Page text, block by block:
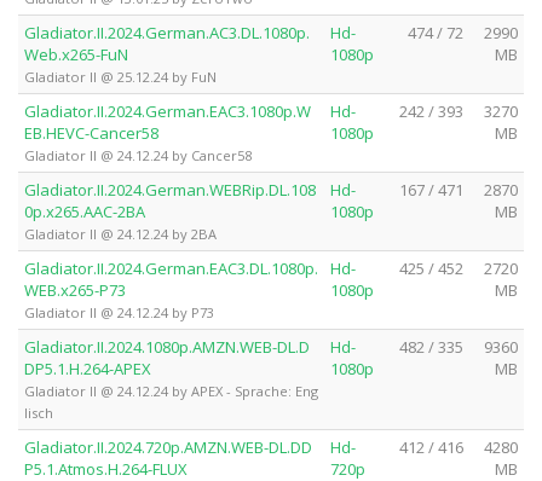
Gladiator.II.2024.German.AC3.DL.1080p.
Web.x265-FuN
Gladiator II @ 25.12.24 by FuN
Hd-
1080p
474 / 72
2990
MB
Gladiator.II.2024.German.EAC3.1080p.W
EB.HEVC-Cancer58
Gladiator II @ 24.12.24 by Cancer58
Hd-
1080p
242 / 393
3270
MB
Gladiator.II.2024.German.WEBRip.DL.108
0p.x265.AAC-2BA
Gladiator II @ 24.12.24 by 2BA
Hd-
1080p
167 / 471
2870
MB
Gladiator.II.2024.German.EAC3.DL.1080p.
WEB.x265-P73
Gladiator II @ 24.12.24 by P73
Hd-
1080p
425 / 452
2720
MB
Gladiator.II.2024.1080p.AMZN.WEB-DL.D
DP5.1.H.264-APEX
Gladiator II @ 24.12.24 by APEX - Sprache: Eng
lisch
Hd-
1080p
482 / 335
9360
MB
Gladiator.II.2024.720p.AMZN.WEB-DL.DD
P5.1.Atmos.H.264-FLUX
Hd-
720p
412 / 416
4280
MB